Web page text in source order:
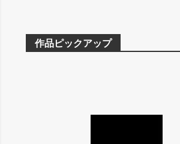
作品ピックアップ